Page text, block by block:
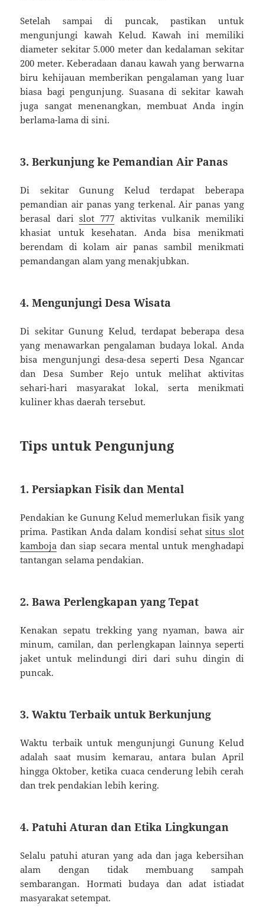
Setelah sampai di puncak, pastikan untuk
mengunjungi kawah Kelud. Kawah ini memiliki
diameter sekitar 5.000 meter dan kedalaman sekitar
200 meter. Keberadaan danau kawah yang berwarna
biru kehijauan memberikan pengalaman yang luar
biasa bagi pengunjung. Suasana di sekitar kawah
juga sangat menenangkan, membuat Anda ingin
berlama-lama di sini.
3. Berkunjung ke Pemandian Air Panas
Di sekitar Gunung Kelud terdapat beberapa
pemandian air panas yang terkenal. Air panas yang
berasal darislot 777 aktivitas vulkanik memiliki
khasiat untuk kesehatan. Anda bisa menikmati
berendam di kolam air panas sambil menikmati
pemandangan alam yang menakjubkan.
4. Mengunjungi Desa Wisata
Di sekitar Gunung Kelud, terdapat beberapa desa
yang menawarkan pengalaman budaya lokal. Anda
bisa mengunjungi desa-desa seperti Desa Ngancar
dan Desa Sumber Rejo untuk melihat aktivitas
sehari-hari masyarakat lokal, serta menikmati
kuliner khas daerah tersebut.
Tips untuk Pengunjung
1. Persiapkan Fisik dan Mental
Pendakian ke Gunung Kelud memerlukan fisik yang
prima. Pastikan Anda dalam kondisi sehatsitus slot
kamboja dan siap secara mental untuk menghadapi
tantangan selama pendakian.
2. Bawa Perlengkapan yang Tepat
Kenakan sepatu trekking yang nyaman, bawa air
minum, camilan, dan perlengkapan lainnya seperti
jaket untuk melindungi diri dari suhu dingin di
puncak.
3. Waktu Terbaik untuk Berkunjung
Waktu terbaik untuk mengunjungi Gunung Kelud
adalah saat musim kemarau, antara bulan April
hingga Oktober, ketika cuaca cenderung lebih cerah
dan trek pendakian lebih kering.
4. Patuhi Aturan dan Etika Lingkungan
Selalu patuhi aturan yang ada dan jaga kebersihan
alam dengan tidak membuang sampah
sembarangan. Hormati budaya dan adat istiadat
masyarakat setempat.